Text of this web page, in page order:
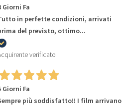
Giorni Fa
in perfette condizioni, arrivati
del previsto, ottimo...
verificato
Giorni Fa
più soddisfatto!! I film arrivano